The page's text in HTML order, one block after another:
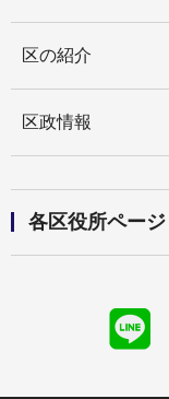
区の紹介
区政情報
各区役所ページ